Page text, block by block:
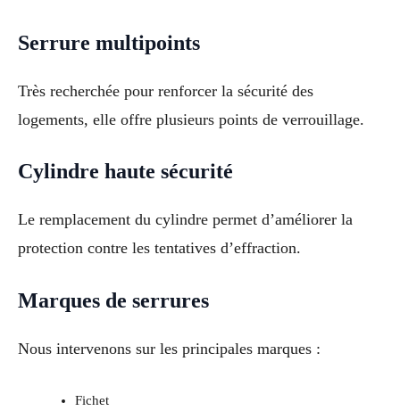
Serrure multipoints
Très recherchée pour renforcer la sécurité des
logements, elle offre plusieurs points de verrouillage.
Cylindre haute sécurité
Le remplacement du cylindre permet d’améliorer la
protection contre les tentatives d’effraction.
Marques de serrures
Nous intervenons sur les principales marques :
Fichet